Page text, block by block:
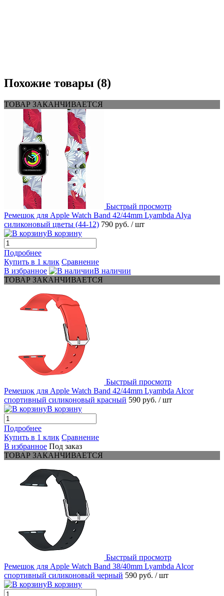
Похожие товары (8)
ТОВАР ЗАКАНЧИВАЕТСЯ
Быстрый просмотр
Ремешок для Apple Watch Band 42/44mm Lyambda Alya
силиконовый цветы (44-12) 790 руб. / шт
В корзину
Подробнее
Купить в 1 клик Сравнение
В избранное
В наличии
ТОВАР ЗАКАНЧИВАЕТСЯ
Быстрый просмотр
Ремешок для Apple Watch Band 42/44mm Lyambda Alcor
спортивный силиконовый красный 590 руб. / шт
В корзину
Подробнее
Купить в 1 клик Сравнение
В избранное Под заказ
ТОВАР ЗАКАНЧИВАЕТСЯ
Быстрый просмотр
Ремешок для Apple Watch Band 38/40mm Lyambda Alcor
спортивный силиконовый черный 590 руб. / шт
В корзину